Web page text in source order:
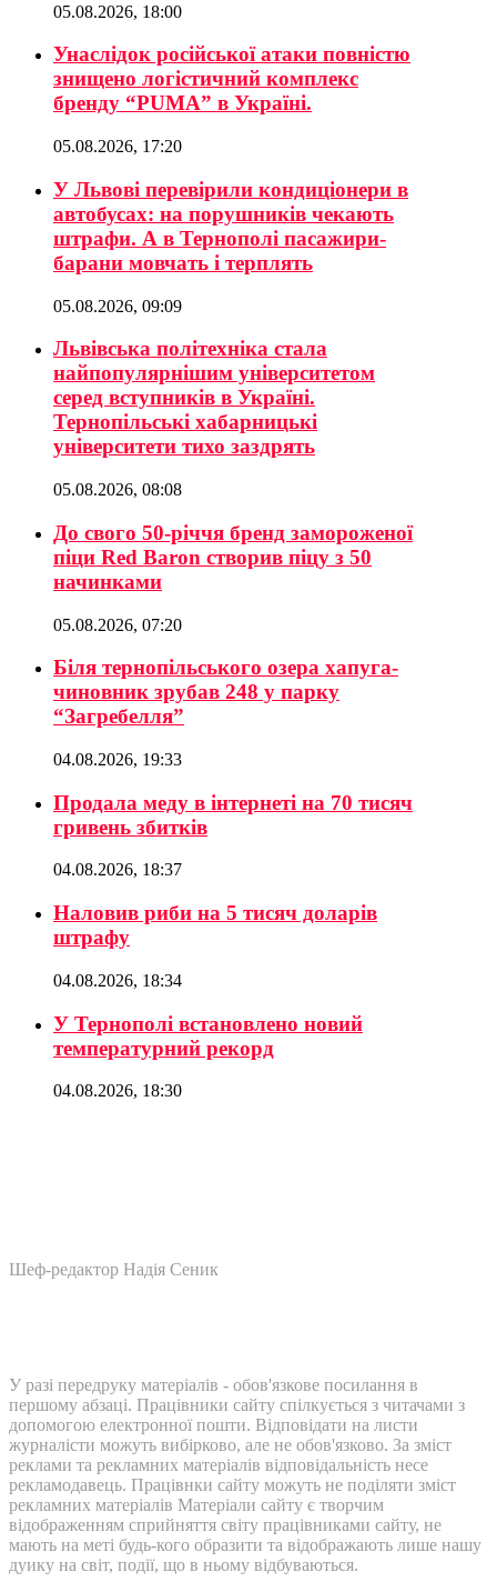
05.08.2026, 18:00
Унаслідок російської атаки повністю
знищено логістичний комплекс
бренду “PUMA” в Україні.
05.08.2026, 17:20
У Львові перевірили кондиціонери в
автобусах: на порушників чекають
штрафи. А в Тернополі пасажири-
барани мовчать і терплять
05.08.2026, 09:09
Львівська політехніка стала
найпопулярнішим університетом
серед вступників в Україні.
Тернопільські хабарницькі
університети тихо заздрять
05.08.2026, 08:08
До свого 50-річчя бренд замороженої
піци Red Baron створив піцу з 50
начинками
05.08.2026, 07:20
Біля тернопільського озера хапуга-
чиновник зрубав 248 у парку
“Загребелля”
04.08.2026, 19:33
Продала меду в інтернеті на 70 тисяч
гривень збитків
04.08.2026, 18:37
Наловив риби на 5 тисяч доларів
штрафу
04.08.2026, 18:34
У Тернополі встановлено новий
температурний рекорд
04.08.2026, 18:30
Шеф-редактор Надія Сеник
У разі передруку матеріалів - обов'язкове посилання в
першому абзаці. Працівники сайту спілкується з читачами з
допомогою електронної пошти. Відповідати на листи
журналісти можуть вибірково, але не обов'язково. За зміст
реклами та рекламних матеріалів відповідальність несе
рекламодавець. Працівнки сайту можуть не поділяти зміст
рекламних матеріалів Матеріали сайту є творчим
відображенням сприйняття світу працівниками сайту, не
мають на меті будь-кого образити та відображають лише нашу
дуику на світ, події, що в ньому відбуваються.